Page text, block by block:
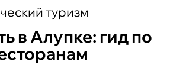
туризм
в Алупке: гид по